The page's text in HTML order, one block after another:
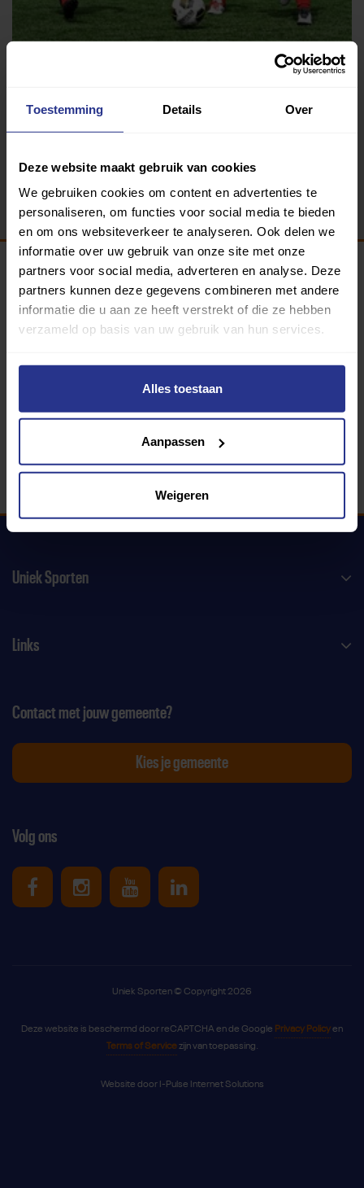
Toestemming Details Over
Deze website maakt gebruik van cookies
We gebruiken cookies om content en advertenties te
personaliseren, om functies voor social media te bieden
en om ons websiteverkeer te analyseren. Ook delen we
informatie over uw gebruik van onze site met onze
partners voor social media, adverteren en analyse. Deze
partners kunnen deze gegevens combineren met andere
informatie die u aan ze heeft verstrekt of die ze hebben
verzameld op basis van uw gebruik van hun services.
Alles toestaan
Aanpassen
Weigeren
Sportpark de Vryheit
Terug
Programma van:
340 gemeenten
Partners:
Uniek Sporten
Links
Volg ons
Uniek Sporten op Facebook
Uniek Sporten op Instagram
Uniek Sporten op Youtube
Uniek Sporten op
Contact met jouw gemeente?
Kies je gemeente
Uniek Sporten © Copyright 2026
Deze website is beschermd door reCAPTCHA en de Google Privacy Policyen
Terms of Servicezijn van toepassing.
Website door I-Pulse Internet Solutions